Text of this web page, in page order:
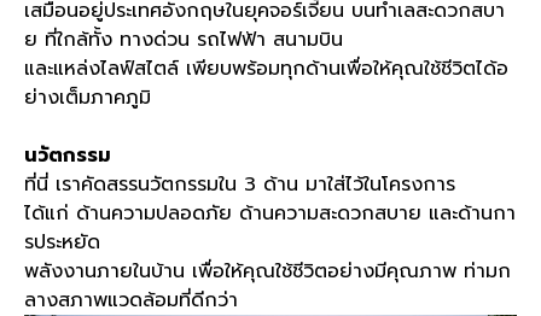
เสมือนอยู่ประเทศอังกฤษในยุคจอร์เจี้ยน​ บนทำเลสะดวกสบา
ย ที่ใกล้ทั้ง ทางด่วน รถไฟฟ้า สนามบิน
และแหล่งไลฟ์สไตล์ เพียบพร้อมทุกด้านเพื่อให้คุณใช้ชีวิตได้อ
ย่างเต็มภาคภูมิ
นวัตกรรม
ที่นี่ เราคัดสรรนวัตกรรมใน 3 ด้าน มาใส่ไว้ในโครงการ
ได้แก่ ด้านความปลอดภัย ด้านความสะดวกสบาย และด้านกา
รประหยัด
พลังงานภายในบ้าน เพื่อให้คุณใช้ชีวิตอย่างมีคุณภาพ ท่ามก
ลางสภาพแวดล้อมที่ดีกว่า